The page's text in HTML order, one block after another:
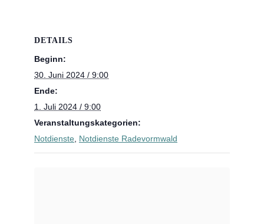
DETAILS
Beginn:
30. Juni 2024 / 9:00
Ende:
1. Juli 2024 / 9:00
Veranstaltungskategorien:
Notdienste Notdienste Radevormwald